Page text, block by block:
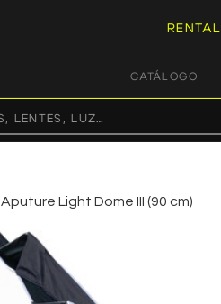
RENTAL
CATÁLOGO
Aputure Light Dome III (90 cm)